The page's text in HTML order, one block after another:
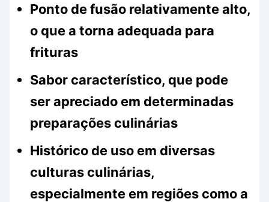
Ponto de fusão relativamente alto,
o que a torna adequada para
frituras
Sabor característico, que pode
ser apreciado em determinadas
preparações culinárias
Histórico de uso em diversas
culturas culinárias,
especialmente em regiões como a